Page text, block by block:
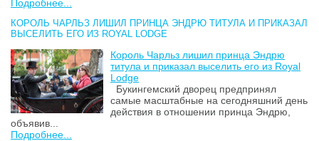
Подробнее...
КОРОЛЬ ЧАРЛЬЗ ЛИШИЛ ПРИНЦА ЭНДРЮ ТИТУЛА И ПРИКАЗАЛ
ВЫСЕЛИТЬ ЕГО ИЗ ROYAL LODGE
Король Чарльз лишил принца Эндрю
титула и приказал выселить его из Royal
Lodge
Букингемский дворец предпринял
самые масштабные на сегодняшний день
действия в отношении принца Эндрю,
объявив...
Подробнее...